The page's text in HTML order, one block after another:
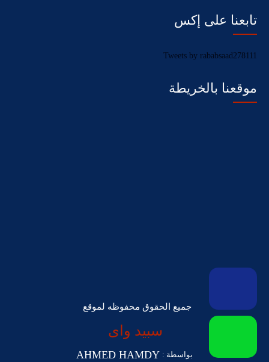
تابعنا على إكس
Tweets by rababsaad278111
موقعنا بالخريطة
جميع الحقوق محفوظه لموقع
سبيد واى
بواسطة : AHMED HAMDY